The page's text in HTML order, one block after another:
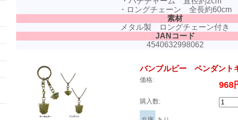
・ロングチェーン 全長約60cm
素材
メタル製 ロングチェーン付き
JANコード
4540632998062
バンブルビー ペンダント
価格:
968
購入数: